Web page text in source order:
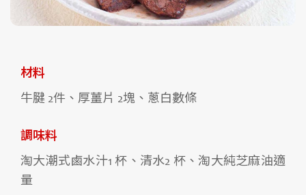
材料
牛腱 2件、厚薑片 2塊、蔥白數條
調味料
淘大潮式鹵水汁1 杯、清水2 杯、淘大純芝麻油適
量